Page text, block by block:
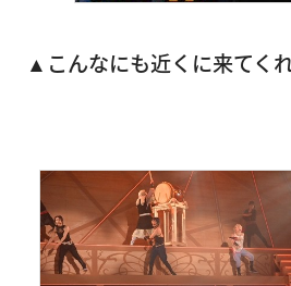
▲こんなにも近くに来てく